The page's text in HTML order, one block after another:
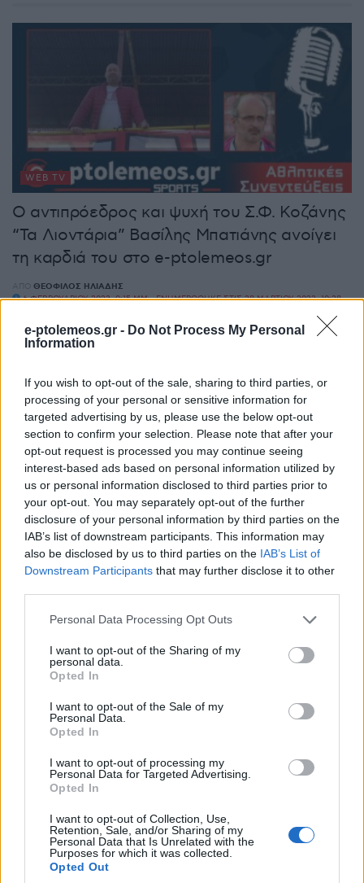
e-ptolemeos.gr - Do Not Process My Personal
Information
If you wish to opt-out of the sale, sharing to third parties, or
processing of your personal or sensitive information for
targeted advertising by us, please use the below opt-out
section to confirm your selection. Please note that after your
opt-out request is processed you may continue seeing
interest-based ads based on personal information utilized by
us or personal information disclosed to third parties prior to
your opt-out. You may separately opt-out of the further
disclosure of your personal information by third parties on the
IAB’s list of downstream participants. This information may
also be disclosed by us to third parties on the IAB’s List of
Downstream Participants that may further disclose it to other
Please note that this website/app uses one or more Google
not limited to your visit or usage behaviour. You may click to
grant or deny consent to Google and its third-party tags to
use your data for below specified purposes in below Google
consent section.
Personal Data Processing Opt Outs
I want to opt-out of the Sharing of my
personal data.
Opted In
I want to opt-out of the Sale of my
Personal Data.
Opted In
I want to opt-out of processing my
Personal Data for Targeted Advertising.
Opted In
I want to opt-out of Collection, Use,
Retention, Sale, and/or Sharing of my
Personal Data that Is Unrelated with the
Purposes for which it was collected.
Opted Out
WEB TV
Ο αντιπρόεδρος και ψυχή του Σ.Φ. Κοζάνης
“Τα Λιοντάρια” Βασίλης Μπατιάνης ανοίγει
τη καρδιά του στο e-ptolemeos.gr
ΑΠΌ ΘΕΌΦΙΛΟΣ ΗΛΙΆΔΗΣ
6 ΦΕΒΡΟΥΑΡΊΟΥ 2023, 9:15 ΜΜ - ΕΝΗΜΕΡΏΘΗΚΕ ΣΤΙΣ 28 ΜΑΡΤΊΟΥ 2023, 10:28
WEB TV
PtolememeoSports: Συζητάμε στο e-
ptolemeos.gr για βόλεϊ με το προπονητή
του Γ.Σ. Κοζάνης Δ. Τιτέλη
ΘΕΌΦΙΛΟΣ ΗΛΙΆΔΗΣ
WEB TV
PtolemeoSports: Συζητάμε στο e-